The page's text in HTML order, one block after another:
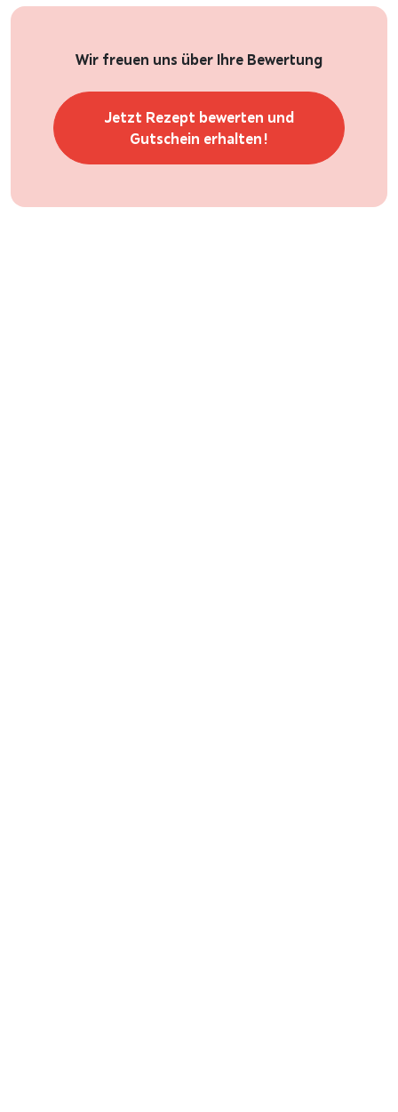
Wir freuen uns über Ihre Bewertung
Jetzt Rezept bewerten und
Gutschein erhalten!